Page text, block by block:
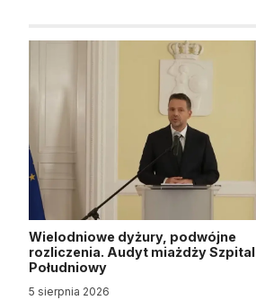
Wielodniowe dyżury, podwójne
rozliczenia. Audyt miażdży Szpital
Południowy
5 sierpnia 2026